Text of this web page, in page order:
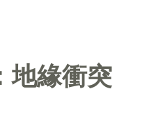
地緣衝突